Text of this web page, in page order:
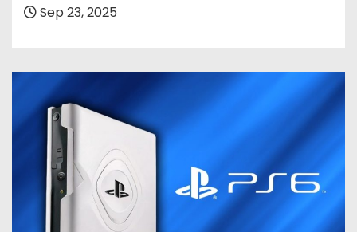
Sep 23, 2025